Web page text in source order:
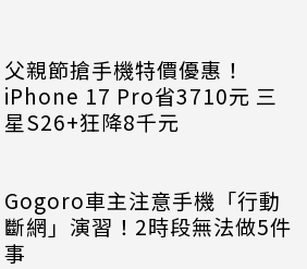
父親節搶手機特價優惠！
iPhone 17 Pro省3710元 三
星S26+狂降8千元
Gogoro車主注意手機「行動
斷網」演習！2時段無法做5件
事